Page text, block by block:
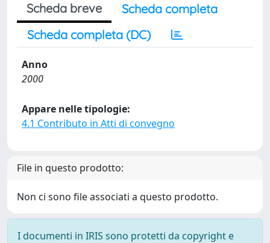
Scheda breve
Scheda completa
Scheda completa (DC)
Anno
2000
Appare nelle tipologie:
4.1 Contributo in Atti di convegno
File in questo prodotto:
Non ci sono file associati a questo prodotto.
I documenti in IRIS sono protetti da copyright e